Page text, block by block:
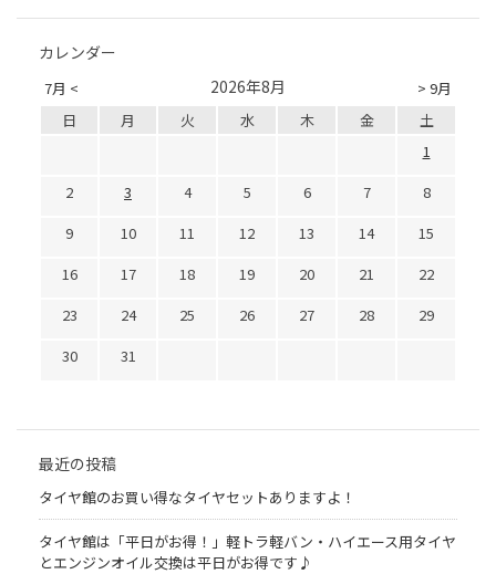
カレンダー
7月 < > 9月
2026年8月
日 月 火 水 木 金
土
1
2
3 4 5 6 7
8
9
10 11 12 13 14
15
16
17 18 19 20 21
22
23
24 25 26 27 28
29
30
31
最近の投稿
タイヤ館のお買い得なタイヤセットありますよ！
タイヤ館は「平日がお得！」軽トラ軽バン・ハイエース用タイヤ
とエンジンオイル交換は平日がお得です♪